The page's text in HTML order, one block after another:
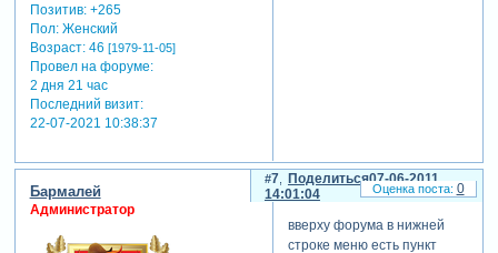
Позитив: +265
Пол:Женский
Возраст:46 [1979-11-05]
Провел на форуме:
2 дня 21 час
Последний визит:
22-07-2021 10:38:37
Поделиться
7
07-06-2011
14:01:04
Бармалей
Администратор
вверху форума в нижней
строке меню есть пункт
0